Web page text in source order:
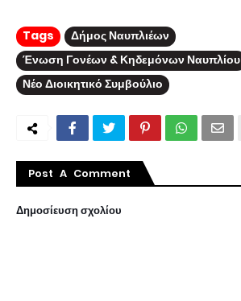
Tags
Δήμος Ναυπλιέων
Ένωση Γονέων & Κηδεμόνων Ναυπλίου
Νέο Διοικητικό Συμβούλιο
Post A Comment
Δημοσίευση σχολίου